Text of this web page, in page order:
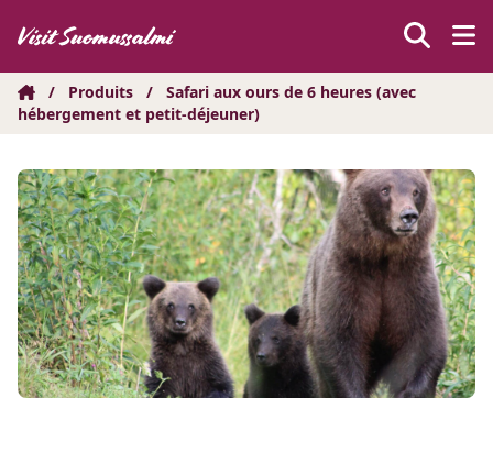
sisältöön
/ Produits /
Safari aux ours de 6 heures (avec
hébergement et petit-déjeuner)